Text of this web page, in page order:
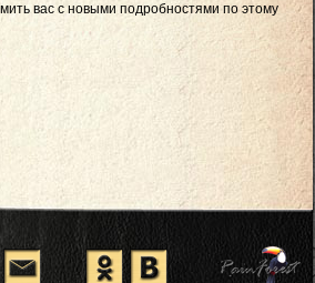
вас с новыми подробностями по этому